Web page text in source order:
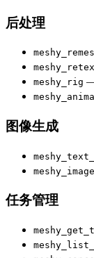
后处理
meshy_rig
图像生成
任务管理